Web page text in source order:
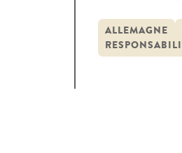
l’exercice
ALLEMAGNE